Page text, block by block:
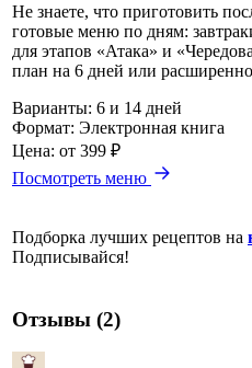
Не знаете, что приготовить
готовые меню по дням:
для этапов «Атака» и
план на 6 дней или
Варианты: 6 и 14 дней
Формат: Электронная книга
Цена: от 399 ₽
Посмотреть меню
Подборка лучших рецептов на
Подписывайся!
Отзывы (2)